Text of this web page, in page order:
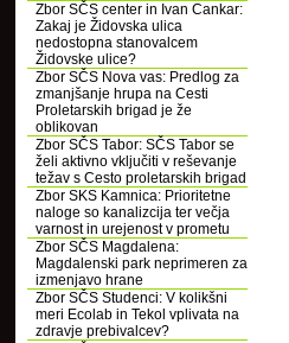
Zbor SČS center in Ivan Cankar:
Zakaj je Židovska ulica
nedostopna stanovalcem
Židovske ulice?
Zbor SČS Nova vas: Predlog za
zmanjšanje hrupa na Cesti
Proletarskih brigad je že
oblikovan
Zbor SČS Tabor: SČS Tabor se
želi aktivno vključiti v reševanje
težav s Cesto proletarskih brigad
Zbor SKS Kamnica: Prioritetne
naloge so kanalizcija ter večja
varnost in urejenost v prometu
Zbor SČS Magdalena:
Magdalenski park neprimeren za
izmenjavo hrane
Zbor SČS Studenci: V kolikšni
meri Ecolab in Tekol vplivata na
zdravje prebivalcev?